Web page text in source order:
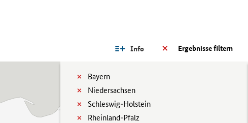
Ergebnisse filtern
Info
Bayern
Niedersachsen
Schleswig-Holstein
Rheinland-Pfalz